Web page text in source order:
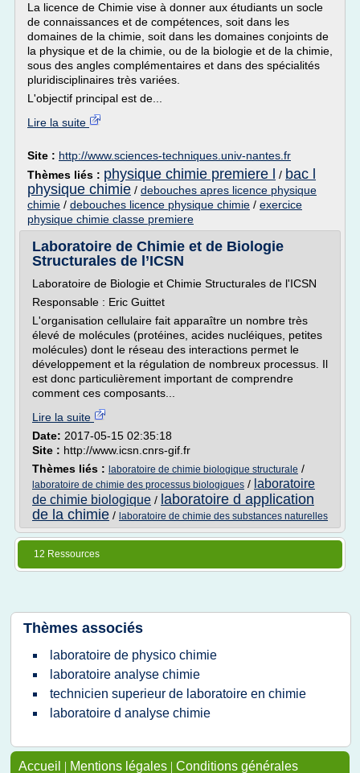
La licence de Chimie vise à donner aux étudiants un socle
de connaissances et de compétences, soit dans les
domaines de la chimie, soit dans les domaines conjoints de
la physique et de la chimie, ou de la biologie et de la chimie,
sous des angles complémentaires et dans des spécialités
pluridisciplinaires très variées.
L'objectif principal est de...
Lire la suite
Site : http://www.sciences-techniques.univ-nantes.fr
Thèmes liés : physique chimie premiere l / bac l
physique chimie / debouches apres licence physique
chimie / debouches licence physique chimie / exercice
physique chimie classe premiere
Laboratoire de Chimie et de Biologie
Structurales de l’ICSN
Laboratoire de Biologie et Chimie Structurales de l'ICSN
Responsable : Eric Guittet
L'organisation cellulaire fait apparaître un nombre très
élevé de molécules (protéines, acides nucléiques, petites
molécules) dont le réseau des interactions permet le
développement et la régulation de nombreux processus. Il
est donc particulièrement important de comprendre
comment ces composants...
Lire la suite
Date: 2017-05-15 02:35:18
Site : http://www.icsn.cnrs-gif.fr
Thèmes liés : laboratoire de chimie biologique structurale /
laboratoire de chimie des processus biologiques / laboratoire
de chimie biologique / laboratoire d application
de la chimie / laboratoire de chimie des substances naturelles
12 Ressources
Thèmes associés
laboratoire de physico chimie
laboratoire analyse chimie
technicien superieur de laboratoire en chimie
laboratoire d analyse chimie
Accueil | Mentions légales | Conditions générales